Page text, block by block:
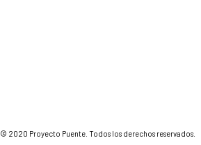
© 2020 Proyecto Puente. Todos los derechos reservados.